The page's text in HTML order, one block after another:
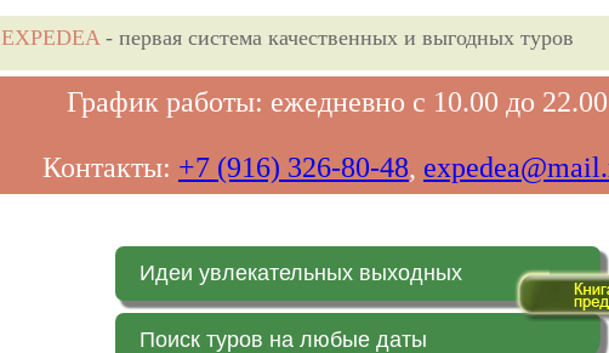
EXPEDEA- первая система качественных и выгодных туров
График работы: ежедневно с 10.00 до 22.00
Контакты: +7 (916) 326-80-48,
Идеи увлекательных выходных
Поиск туров на любые даты